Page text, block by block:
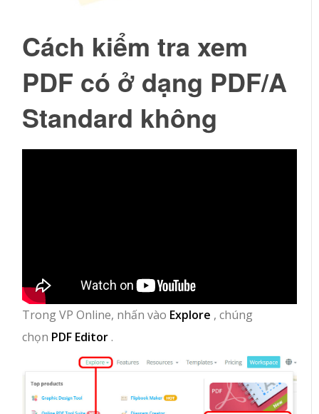
Cách kiểm tra xem
PDF có ở dạng PDF/A
Standard không
Trong VP Online, nhấn vào Explore , chúng
chọn PDF Editor.